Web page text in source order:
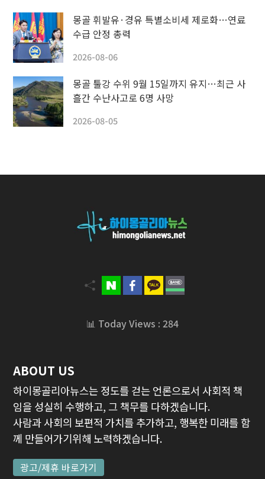
몽골 휘발유·경유 특별소비세 제로화…연료
수급 안정 총력
2026-08-06
몽골 툴강 수위 9월 15일까지 유지…최근 사
흘간 수난사고로 6명 사망
2026-08-05
📊 Today Views : 284
ABOUT US
하이몽골리아뉴스는 정도를 걷는 언론으로서 사회적 책
임을 성실히 수행하고, 그 책무를 다하겠습니다.
사람과 사회의 보편적 가치를 추가하고, 행복한 미래를 함
께 만들어가기위해 노력하겠습니다.
광고/제휴 바로가기